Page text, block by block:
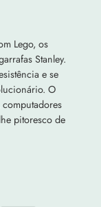
Lego, os
Stanley.
e se
O
pitoresco de